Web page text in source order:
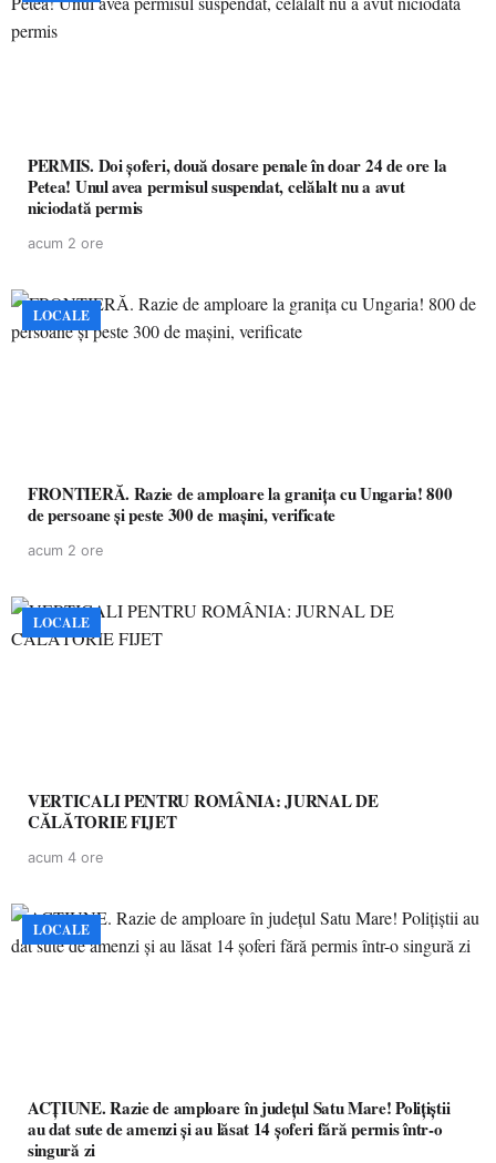
PERMIS. Doi șoferi, două dosare penale în doar 24 de ore la
Petea! Unul avea permisul suspendat, celălalt nu a avut
niciodată permis
acum 2 ore
LOCALE
FRONTIERĂ. Razie de amploare la granița cu Ungaria! 800
de persoane și peste 300 de mașini, verificate
acum 2 ore
LOCALE
VERTICALI PENTRU ROMÂNIA: JURNAL DE
CĂLĂTORIE FIJET
acum 4 ore
LOCALE
ACȚIUNE. Razie de amploare în județul Satu Mare! Polițiștii
au dat sute de amenzi și au lăsat 14 șoferi fără permis într-o
singură zi